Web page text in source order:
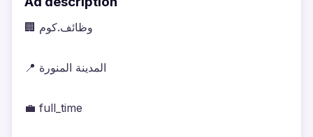
🏢 وظائف.كوم
📍 المدينة المنورة
💼 full_time